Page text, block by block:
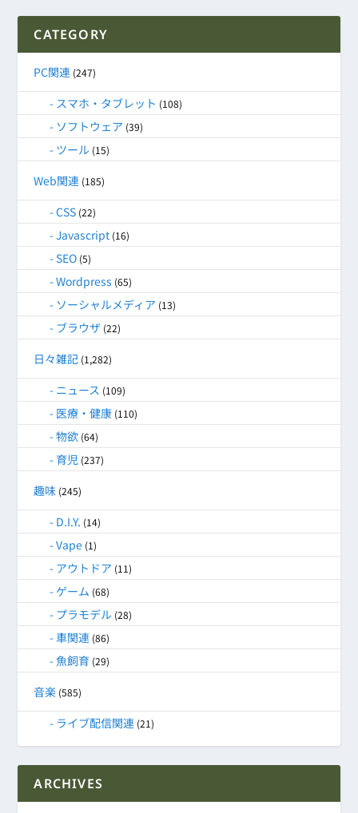
CATEGORY
PC関連 (247)
スマホ・タブレット (108)
ソフトウェア (39)
ツール (15)
Web関連 (185)
CSS (22)
Javascript (16)
SEO (5)
Wordpress (65)
ソーシャルメディア (13)
ブラウザ (22)
日々雑記 (1,282)
ニュース (109)
医療・健康 (110)
物欲 (64)
育児 (237)
趣味 (245)
D.I.Y. (14)
Vape (1)
アウトドア (11)
ゲーム (68)
プラモデル (28)
車関連 (86)
魚飼育 (29)
音楽 (585)
ライブ配信関連 (21)
ARCHIVES